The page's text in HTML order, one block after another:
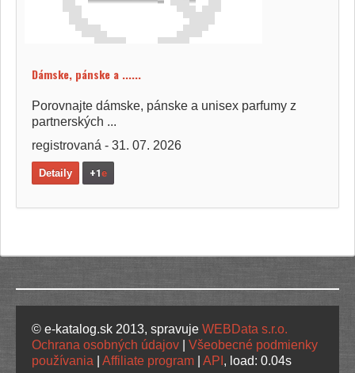
Dámske, pánske a ......
Porovnajte dámske, pánske a unisex parfumy z
partnerských ...
registrovaná - 31. 07. 2026
Detaily +1e
© e-katalog.sk 2013, spravuje WEBData s.r.o.
Ochrana osobných údajov
Všeobecné podmienky
používania
Affiliate program API , load: 0.04s